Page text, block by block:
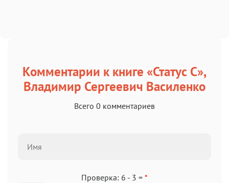
Комментарии к книге «Статус C»,
Владимир Сергеевич Василенко
Всего 0 комментариев
Проверка: 6 - 3 = *